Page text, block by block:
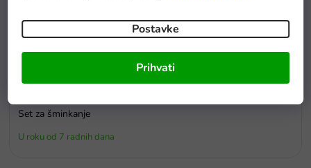
Postavke
Prihvati
Set za šminkanje
U roku od 7 radnih dana